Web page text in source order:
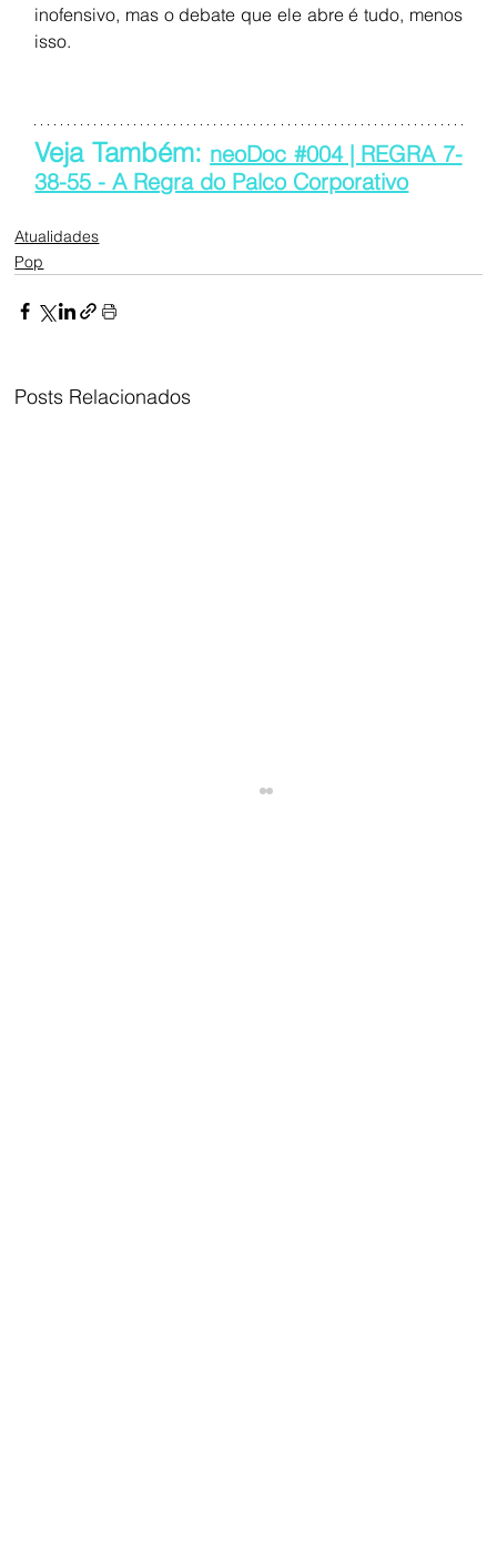
inofensivo, mas o debate que ele abre é tudo, menos
isso.
Veja Também: neoDoc #004 | REGRA 7-
38-55 - A Regra do Palco Corporativo
Atualidades
Pop
Posts Relacionados